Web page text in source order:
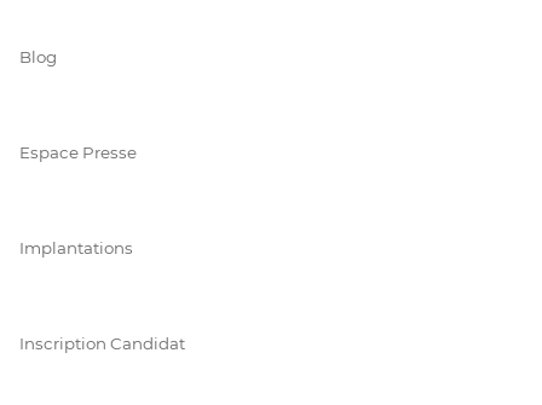
Blog
Espace Presse
Implantations
Inscription Candidat